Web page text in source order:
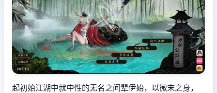
起初始江湖中就中性的无名之间辈伊始，以微末之身，